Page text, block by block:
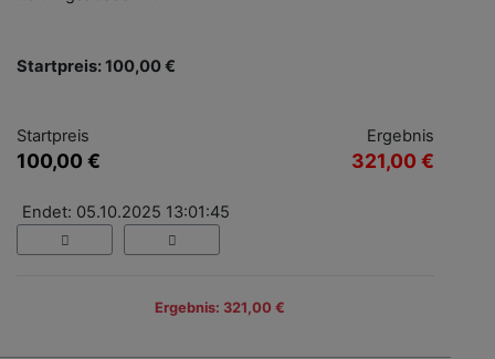
Startpreis: 100,00 €
Startpreis
100,00 €
Ergebnis
321,00 €
Endet: 05.10.2025 13:01:45
Ergebnis: 321,00 €